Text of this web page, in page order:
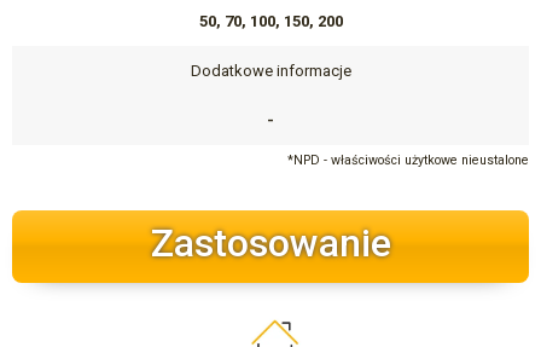
50, 70, 100, 150, 200
Dodatkowe informacje
-
*NPD - właściwości użytkowe nieustalone
Zastosowanie